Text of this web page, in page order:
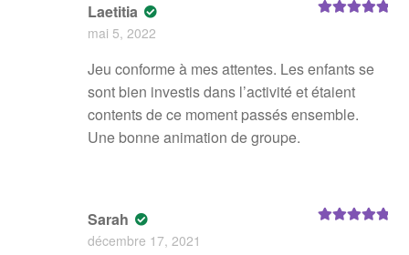
Laetitia
mai 5, 2022
Jeu conforme à mes attentes. Les enfants se
sont bien investis dans l’activité et étaient
contents de ce moment passés ensemble.
Une bonne animation de groupe.
Sarah
décembre 17, 2021